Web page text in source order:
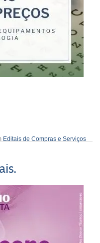
Editais de Compras e Serviços